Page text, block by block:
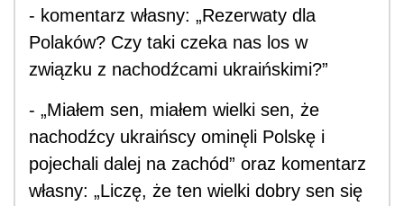
- komentarz własny: „Rezerwaty dla
Polaków? Czy taki czeka nas los w
związku z nachodźcami ukraińskimi?”
- „Miałem sen, miałem wielki sen, że
nachodźcy ukraińscy ominęli Polskę i
pojechali dalej na zachód” oraz komentarz
własny: „Liczę, że ten wielki dobry sen się